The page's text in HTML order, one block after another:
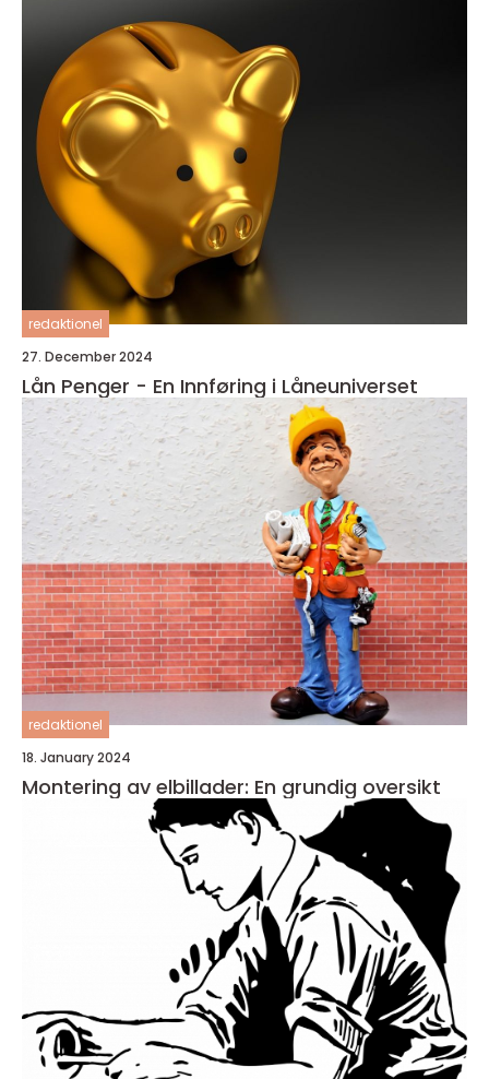
redaktionel
27. December 2024
Lån Penger - En Innføring i Låneuniverset
redaktionel
18. January 2024
Montering av elbillader: En grundig oversikt